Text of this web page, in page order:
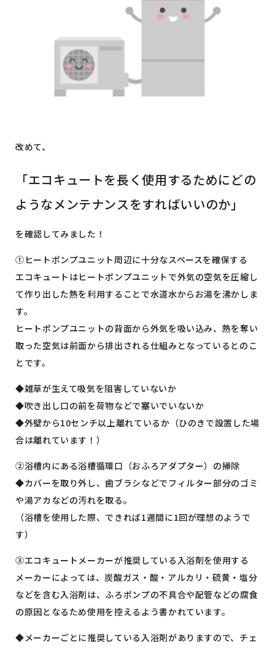
改めて、
「エコキュートを長く使用するためにどの
ようなメンテナンスをすればいいのか」
を確認してみました！
①ヒートポンプユニット周辺に十分なスペースを確保する
エコキュートはヒートポンプユニットで外気の空気を圧縮し
て作り出した熱を利用することで水道水からお湯を沸かしま
す。
ヒートポンプユニットの背面から外気を吸い込み、熱を奪い
取った空気は前面から排出される仕組みとなっているとのこ
とです。
◆雑草が生えて吸気を阻害していないか
◆吹き出し口の前を荷物などで塞いでいないか
◆外壁から10センチ以上離れているか（ひのきで設置した場
合は離れています！）
②浴槽内にある浴槽循環口（おふろアダプター）の掃除
◆カバーを取り外し、歯ブラシなどでフィルター部分のゴミ
や湯アカなどの汚れを取る。
（浴槽を使用した際、できれば1週間に1回が理想のようで
す）
③エコキュートメーカーが推奨している入浴剤を使用する
メーカーによっては、炭酸ガス・酸・アルカリ・硫黄・塩分
などを含む入浴剤は、ふろポンプの不具合や配管などの腐食
の原因となるため使用を控えるよう書かれています。
◆メーカーごとに推奨している入浴剤がありますので、チェ